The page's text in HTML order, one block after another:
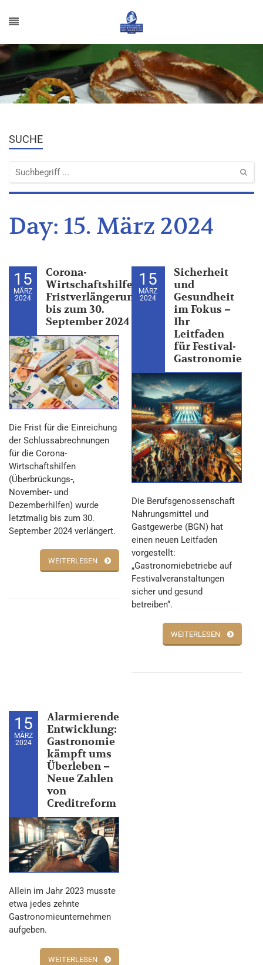
SUCHE
Day: 15. März 2024
15
MÄRZ
2024
Corona-
Wirtschaftshilfen:
Fristverlängerung
bis zum 30.
September 2024
Die Frist für die Einreichung
der Schlussabrechnungen
für die Corona-
Wirtschaftshilfen
(Überbrückungs-,
November- und
Dezemberhilfen) wurde
letztmalig bis zum 30.
September 2024 verlängert.
WEITERLESEN
15
MÄRZ
2024
Sicherheit
und
Gesundheit
im Fokus –
Ihr
Leitfaden
für Festival-
Gastronomie
Die Berufsgenossenschaft
Nahrungsmittel und
Gastgewerbe (BGN) hat
einen neuen Leitfaden
vorgestellt:
„Gastronomiebetriebe auf
Festivalveranstaltungen
sicher und gesund
betreiben“.
WEITERLESEN
15
MÄRZ
2024
Alarmierende
Entwicklung:
Gastronomie
kämpft ums
Überleben –
Neue Zahlen
von
Creditreform
Allein im Jahr 2023 musste
etwa jedes zehnte
Gastronomieunternehmen
aufgeben.
WEITERLESEN